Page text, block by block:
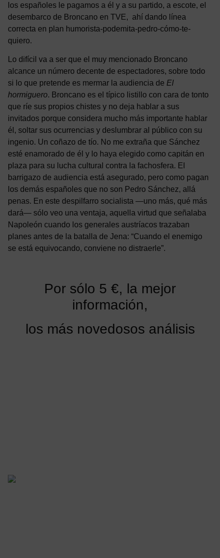
los españoles le pagamos a él y a su partido, a escote, el
desembarco de Broncano en TVE, ahí dando línea
correcta en plan humorista-podemita-pedro-cómo-te-
quiero.
Lo difícil va a ser que el muy mencionado Broncano
alcance un número decente de espectadores, sobre todo
si lo que pretende es mermar la audiencia de El
hormiguero. Broncano es el típico listillo con cara de tonto
que ríe sus propios chistes y no deja hablar a sus
invitados porque considera mucho más importante hablar
él, soltar sus ocurrencias y deslumbrar al público con su
ingenio. Un coñazo de tío. No me extraña que Sánchez
esté enamorado de él y lo haya elegido como capitán en
plaza para su lucha cultural contra la fachosfera. El
barrigazo de audiencia está asegurado, pero como pagan
los demás españoles que no son Pedro Sánchez, allá
penas. En este despilfarro socialista —uno más, qué más
dará— sólo veo una ventaja, aquella virtud que señalaba
Napoleón cuando los generales austríacos trazaban
planes antes de la batalla de Jena: “Cuando el enemigo
se está equivocando, conviene no distraerle”.
Por sólo 5 €, la mejor
información,
los más novedosos análisis